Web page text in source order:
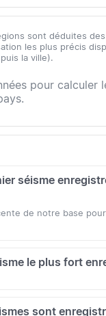
sont déduites
les plus précis
puis la ville).
pour calculer
séisme
de notre base
le plus fort
sont